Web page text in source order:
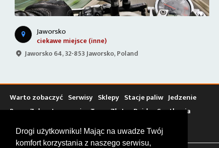
Drogi użytkowniku! Mając na uwadze Twój
komfort korzystania z naszego serwisu,
Jaworsko
ciekawe miejsce (inne)
Jaworsko 64, 32-853 Jaworsko, Poland
Warto zobaczyć Serwisy Sklepy Stacje paliw Jedzenie
Bary Zakwaterowanie Tory Zloty Rajdy Spotkania
Targi
Giełdy Szkolenia